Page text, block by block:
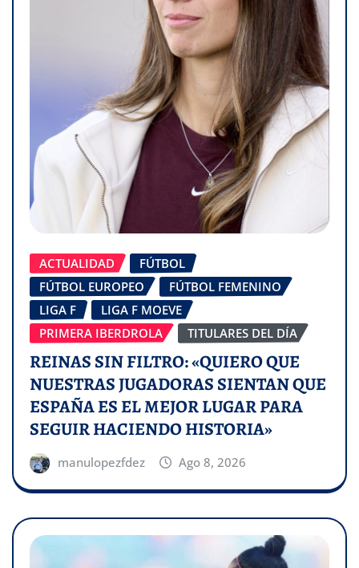
ACTUALIDAD
FÚTBOL
FÚTBOL EUROPEO
FÚTBOL FEMENINO
LIGA F
LIGA F MOEVE
PRIMERA IBERDROLA
TITULARES DEL DÍA
REINAS SIN FILTRO: «QUIERO QUE
NUESTRAS JUGADORAS SIENTAN QUE
ESPAÑA ES EL MEJOR LUGAR PARA
SEGUIR HACIENDO HISTORIA»
manulopezfdez Ago 8, 2026